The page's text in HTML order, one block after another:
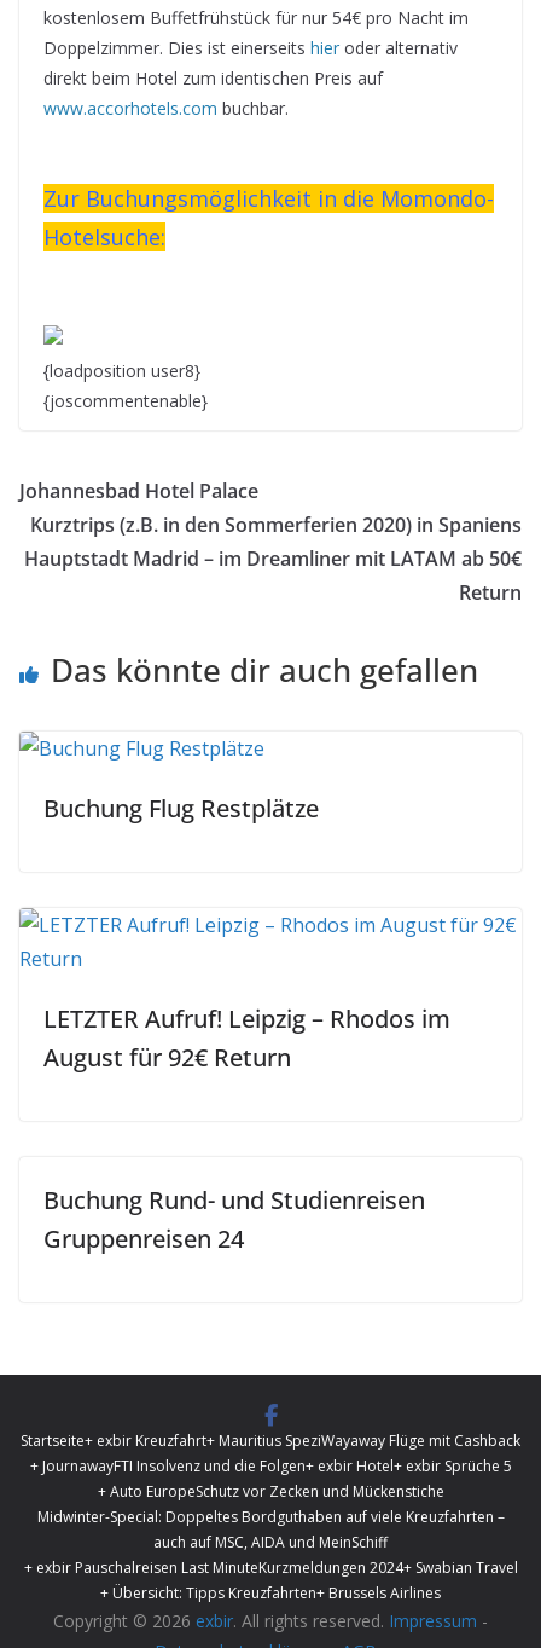
kostenlosem Buffetfrühstück für nur 54€ pro Nacht im
Doppelzimmer. Dies ist einerseits hier oder alternativ
direkt beim Hotel zum identischen Preis auf
www.accorhotels.com buchbar.
Zur Buchungsmöglichkeit in die Momondo-
Hotelsuche:
{loadposition user8}
{joscommentenable}
Johannesbad Hotel Palace
Kurztrips (z.B. in den Sommerferien 2020) in Spaniens
Hauptstadt Madrid – im Dreamliner mit LATAM ab 50€
Return
Das könnte dir auch gefallen
Buchung Flug Restplätze
LETZTER Aufruf! Leipzig – Rhodos im
August für 92€ Return
Buchung Rund- und Studienreisen
Gruppenreisen 24
Startseite+ exbir Kreuzfahrt+ Mauritius SpeziWayaway Flüge mit Cashback
+ JournawayFTI Insolvenz und die Folgen+ exbir Hotel+ exbir Sprüche 5
+ Auto EuropeSchutz vor Zecken und Mückenstiche
Midwinter-Special: Doppeltes Bordguthaben auf viele Kreuzfahrten –
auch auf MSC, AIDA und MeinSchiff
+ exbir Pauschalreisen Last MinuteKurzmeldungen 2024+ Swabian Travel
+ Übersicht: Tipps Kreuzfahrten+ Brussels Airlines
Copyright © 2026 exbir. All rights reserved. Impressum -